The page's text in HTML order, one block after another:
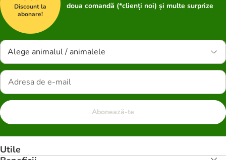
Discount la
abonare!
doua comandă (*clienți noi) și multe surprize
Alege animalul / animalele
Abonează-te
Utile